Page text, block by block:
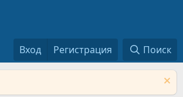
Вход Регистрация Поиск